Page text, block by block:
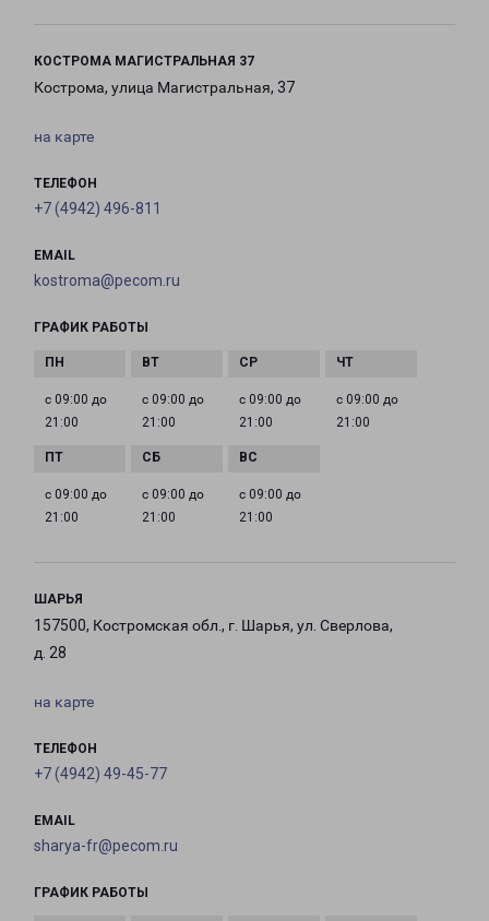
КОСТРОМА МАГИСТРАЛЬНАЯ 37
Кострома, улица Магистральная, 37
на карте
ТЕЛЕФОН
+7 (4942) 496-811
EMAIL
kostroma@pecom.ru
ГРАФИК РАБОТЫ
с 09:00 до
21:00
с 09:00 до
21:00
с 09:00 до
21:00
с 09:00 до
21:00
с 09:00 до
21:00
с 09:00 до
21:00
с 09:00 до
21:00
ШАРЬЯ
157500, Костромская обл., г. Шарья, ул. Сверлова,
д. 28
на карте
ТЕЛЕФОН
+7 (4942) 49-45-77
EMAIL
sharya-fr@pecom.ru
ГРАФИК РАБОТЫ